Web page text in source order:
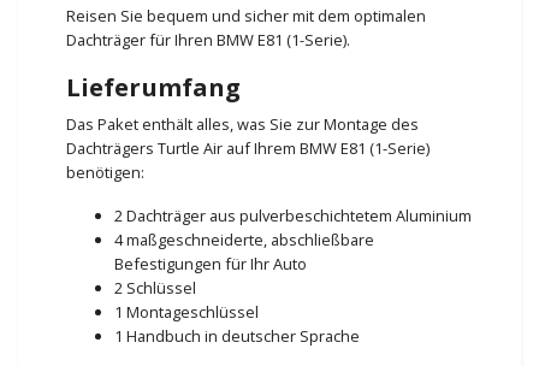
Reisen Sie bequem und sicher mit dem optimalen
Dachträger für Ihren BMW E81 (1-Serie).
Lieferumfang
Das Paket enthält alles, was Sie zur Montage des
Dachträgers Turtle Air auf Ihrem BMW E81 (1-Serie)
benötigen:
2 Dachträger aus pulverbeschichtetem Aluminium
4 maßgeschneiderte, abschließbare
Befestigungen für Ihr Auto
2 Schlüssel
1 Montageschlüssel
1 Handbuch in deutscher Sprache